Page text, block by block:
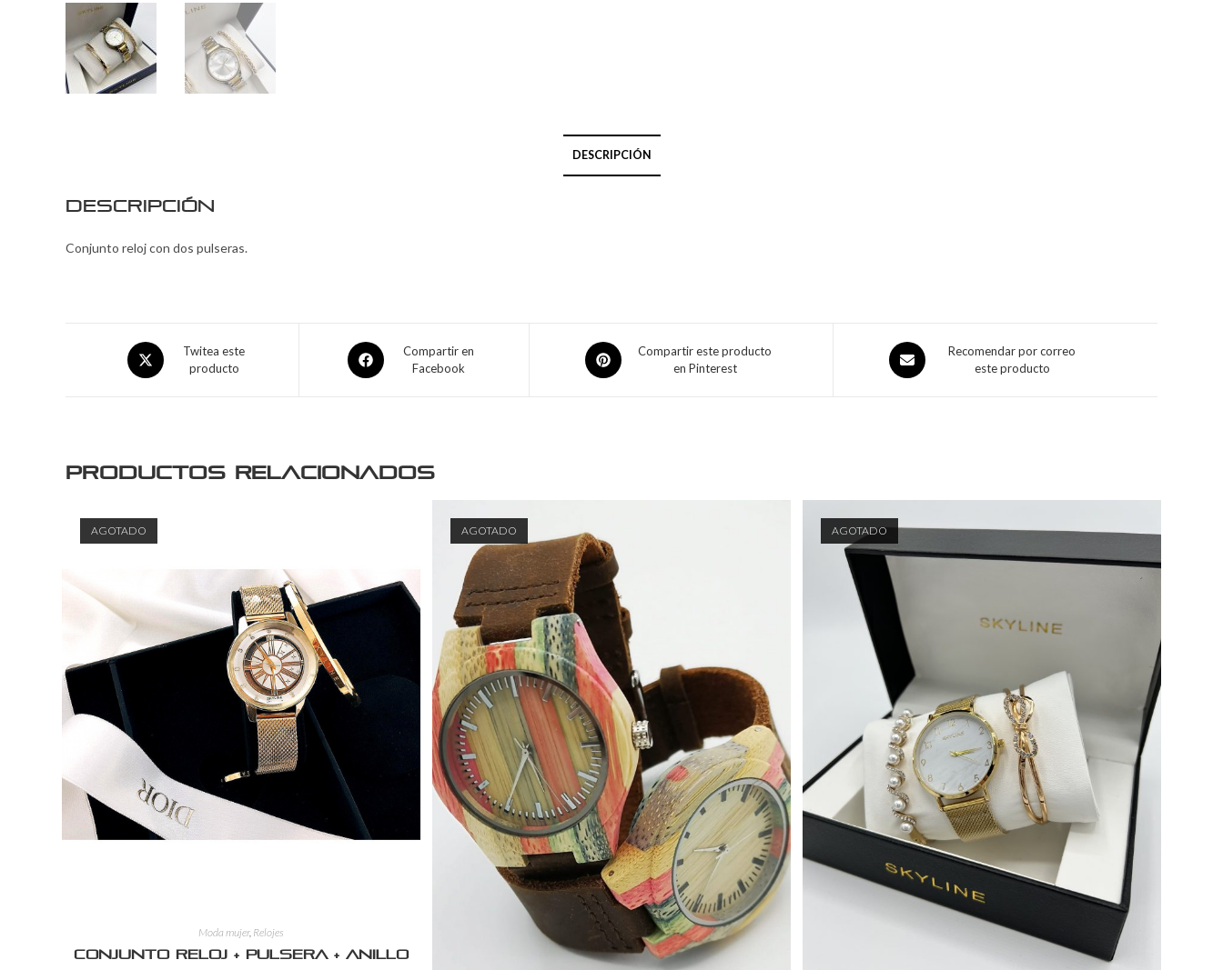
DESCRIPCIÓN
Descripción
Conjunto reloj con dos pulseras.
Twitea este
producto
Compartir en
Facebook
Compartir este producto
en Pinterest
Recomendar por correo
este producto
Productos relacionados
AGOTADO
Moda mujer, Relojes
Conjunto reloj + pulsera + anillo
AGOTADO AGOTADO